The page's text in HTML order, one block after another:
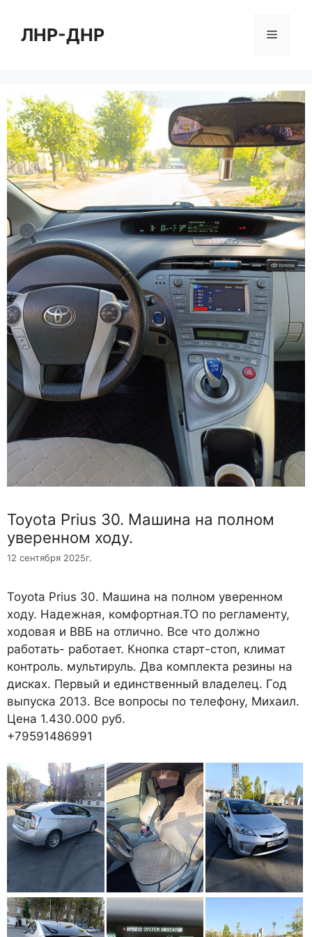
содержимому
ЛНР-ДНР Меню
Toyota Prius 30. Машина на полном
уверенном ходу.
12 сентября 2025г.
Toyota Prius 30. Машина на полном уверенном
ходу. Надежная, комфортная.ТО по регламенту,
ходовая и ВВБ на отлично. Все что должно
работать- работает. Кнопка старт-стоп, климат
контроль. мультируль. Два комплекта резины на
дисках. Первый и единственный владелец. Год
выпуска 2013. Все вопросы по телефону, Михаил.
Цена 1.430.000 руб.
+79591486991